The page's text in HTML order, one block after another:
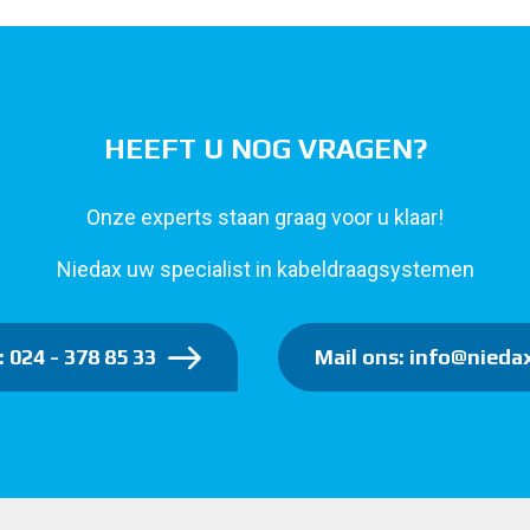
HEEFT U NOG VRAGEN?
Onze experts staan graag voor u klaar!
Niedax uw specialist in kabeldraagsystemen
024 - 378 85 33 Mail ons: